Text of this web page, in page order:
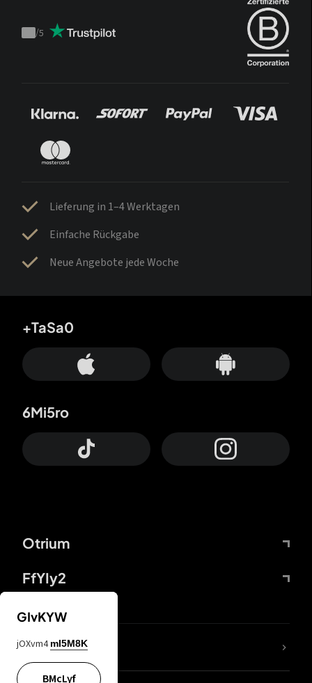
Trustpilot
/5
Lieferung in 1–4 Werktagen
Einfache Rückgabe
Neue Angebote jede Woche
Otrium
FfYIy2
+TaSa0
6Mi5ro
DDcvSo
GIvKYW
jOXvm4 mI5M8K
BMcLyf